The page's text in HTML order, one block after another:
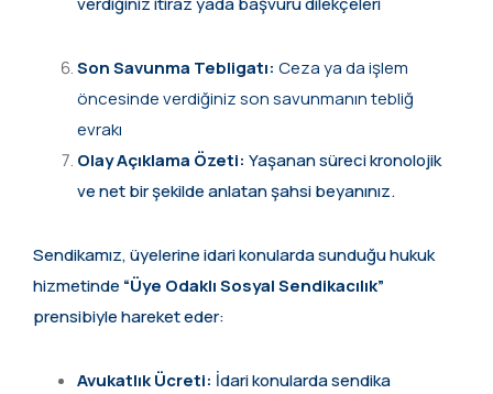
Son Savunma Tebligatı: Ceza ya da işlem
öncesinde verdiğiniz son savunmanın tebliğ
evrakı
Olay Açıklama Özeti: Yaşanan süreci kronolojik
ve net bir şekilde anlatan şahsi beyanınız.
Sendikamız, üyelerine idari konularda sunduğu hukuk
hizmetinde “Üye Odaklı Sosyal Sendikacılık”
prensibiyle hareket eder:
Avukatlık Ücreti: İdari konularda sendika